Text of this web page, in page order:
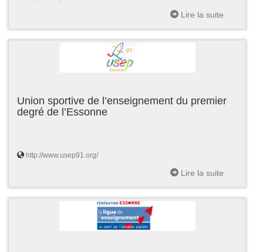
Lire la suite
Union sportive de l’enseignement du premier
degré de l’Essonne
http://www.usep91.org/
Lire la suite